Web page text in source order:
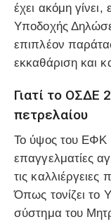
έχει ακόμη
Υποδοχής
επιπλέον
εκκαθάριση και
Γιατί το ΟΣΔΕ
πετρελαίου
Το ύψος του ΕΦΚ
επαγγελματίες
τις
Όπως τονίζει το
σύστημα του